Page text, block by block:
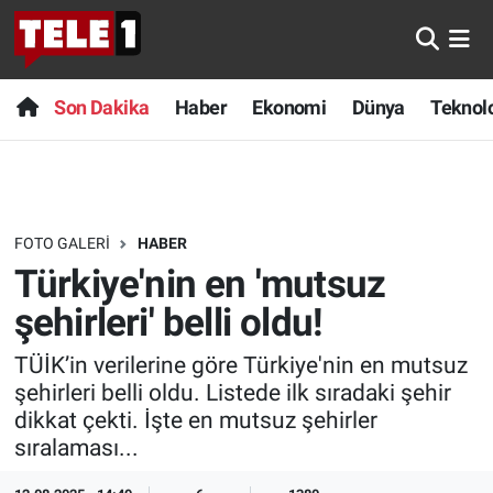
Son Dakika Haber Ekonomi Dünya
FOTO GALERI HABER
Türkiye'nin en 'mutsuz
şehirleri' belli oldu!
TÜİK’in verilerine göre Türkiye'nin en mutsuz
şehirleri belli oldu. Listede ilk sıradaki şehir
dikkat çekti. İşte en mutsuz şehirler
sıralaması...
Anında Manşet
Başka Sohbetler
Bilim turu
Bilim ve Teknoloji Evreni
Doğa Konuşuyor
Dünya
Son Dakika
Haber
Dünya
Teknoloji
Sağlık
Spor
Nöbetçi Eczaneler
Hava Durumu
Trafik Durumu
Süper Lig Puan Durumu ve Fikstür
Tüm Manşetler
Son Dakika Haberleri